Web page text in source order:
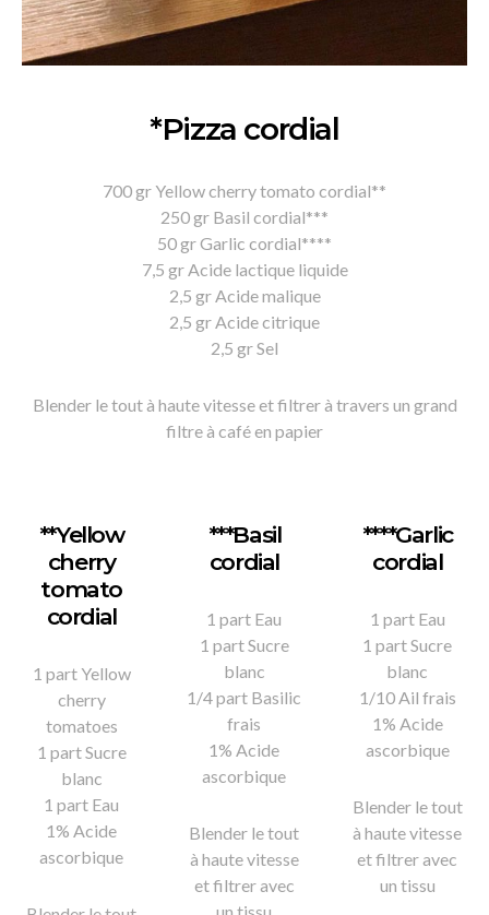
*Pizza cordial
700 gr Yellow cherry tomato cordial**
250 gr Basil cordial***
50 gr Garlic cordial****
7,5 gr Acide lactique liquide
2,5 gr Acide malique
2,5 gr Acide citrique
2,5 gr Sel
Blender le tout à haute vitesse et filtrer à travers un grand
filtre à café en papier
**Yellow
cherry
tomato
cordial
1 part Yellow
cherry
tomatoes
1 part Sucre
blanc
1 part Eau
1% Acide
ascorbique
***Basil
cordial
1 part Eau
1 part Sucre
blanc
1/4 part Basilic
frais
1% Acide
ascorbique
Blender le tout
à haute vitesse
et filtrer avec
****Garlic
cordial
1 part Eau
1 part Sucre
blanc
1/10 Ail frais
1% Acide
ascorbique
Blender le tout
à haute vitesse
et filtrer avec
un tissu